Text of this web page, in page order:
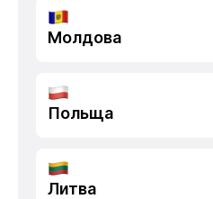
Молдова
Польща
Литва